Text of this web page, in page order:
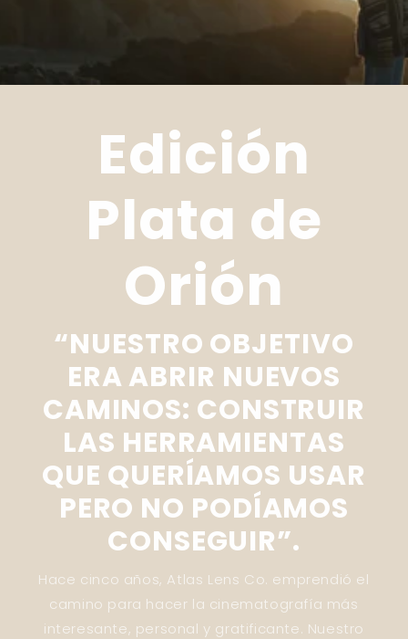
Edición
Plata de
Orión
“NUESTRO OBJETIVO
ERA ABRIR NUEVOS
CAMINOS: CONSTRUIR
LAS HERRAMIENTAS
QUE QUERÍAMOS USAR
PERO NO PODÍAMOS
CONSEGUIR”.
Hace cinco años, Atlas Lens Co. emprendió el
camino para hacer la cinematografía más
interesante, personal y gratificante. Nuestro